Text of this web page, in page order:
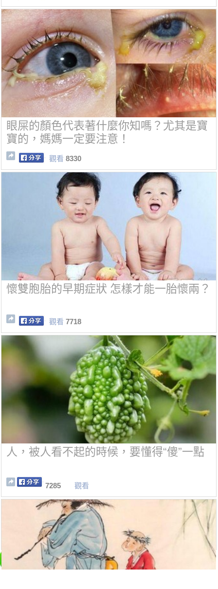
眼屎的顏色代表著什麼你知嗎？尤其是寶
寶的，媽媽一定要注意！
觀看 8330
懷雙胞胎的早期症狀 怎樣才能一胎懷兩？
觀看 7718
人，被人看不起的時候，要懂得“傻”一點
7285 觀看